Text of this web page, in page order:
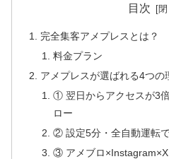
目次
完全集客アメプレスとは？
料金プラン
アメプレスが選ばれる4つの
① 翌日からアクセスが3
ロー
② 設定5分・全自動運転
③ アメブロ